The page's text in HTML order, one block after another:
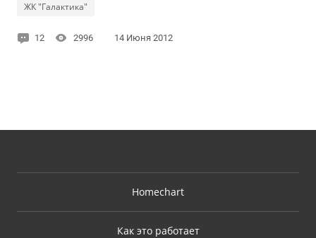
ЖК "Галактика"
12 2996 14 Июня 2012
Homechart
Как это работает